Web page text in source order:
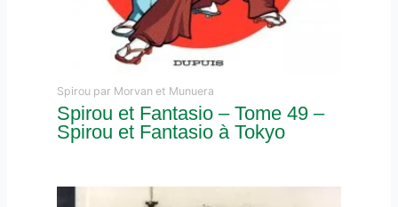
Spirou par Morvan et Munuera
Spirou et Fantasio – Tome 49 –
Spirou et Fantasio à Tokyo